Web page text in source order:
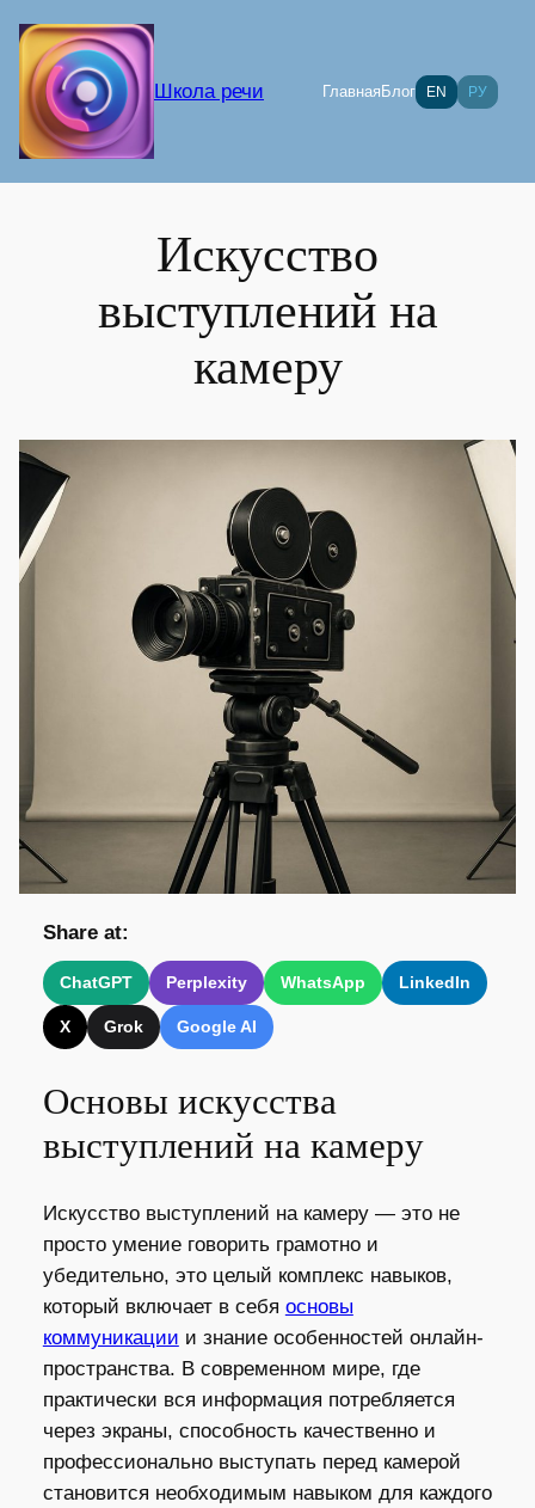
содержимому
Школа речи ГлавнаяБлог EN РУ
Искусство
выступлений на
камеру
Share at:
ChatGPT Perplexity WhatsApp LinkedIn
X Grok Google AI
Основы искусства
выступлений на камеру
Искусство выступлений на камеру — это не
просто умение говорить грамотно и
убедительно, это целый комплекс навыков,
который включает в себя основы
коммуникации и знание особенностей онлайн-
пространства. В современном мире, где
практически вся информация потребляется
через экраны, способность качественно и
профессионально выступать перед камерой
становится необходимым навыком для каждого